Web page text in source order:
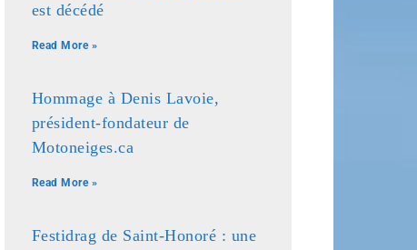
est décédé
Read More »
Hommage à Denis Lavoie,
président-fondateur de
Motoneiges.ca
Read More »
Festidrag de Saint-Honoré : une